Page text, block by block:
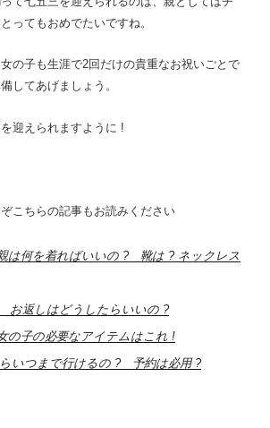
ってもおめでたいですね。
の子も生涯で2回だけの貴重なお祝いごとで
してあげましょう。
迎えられますように !
こちらの記事もお読みください
は何を着ればいいの ? 靴は ? ネックレス
お返しはどうしたらいいの ?
の子の必要なアイテムはこれ !
いつまで行けるの ? 予約は必用 ?